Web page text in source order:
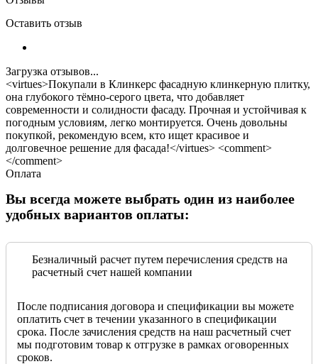
Оставить отзыв
Загрузка отзывов...
<virtues>Покупали в Клинкерс фасадную клинкерную плитку,
она глубокого тёмно-серого цвета, что добавляет
современности и солидности фасаду. Прочная и устойчивая к
погодным условиям, легко монтируется. Очень довольны
покупкой, рекомендую всем, кто ищет красивое и
долговечное решение для фасада!</virtues> <comment>
</comment>
Оплата
Вы всегда можете выбрать один из наиболее
удобных вариантов оплаты:
Безналичный расчет путем перечисления средств на
расчетный счет нашей компании
После подписания договора и спецификации вы можете
оплатить счет в течении указанного в спецификации
срока. После зачисления средств на наш расчетный счет
мы подготовим товар к отгрузке в рамках оговоренных
сроков.